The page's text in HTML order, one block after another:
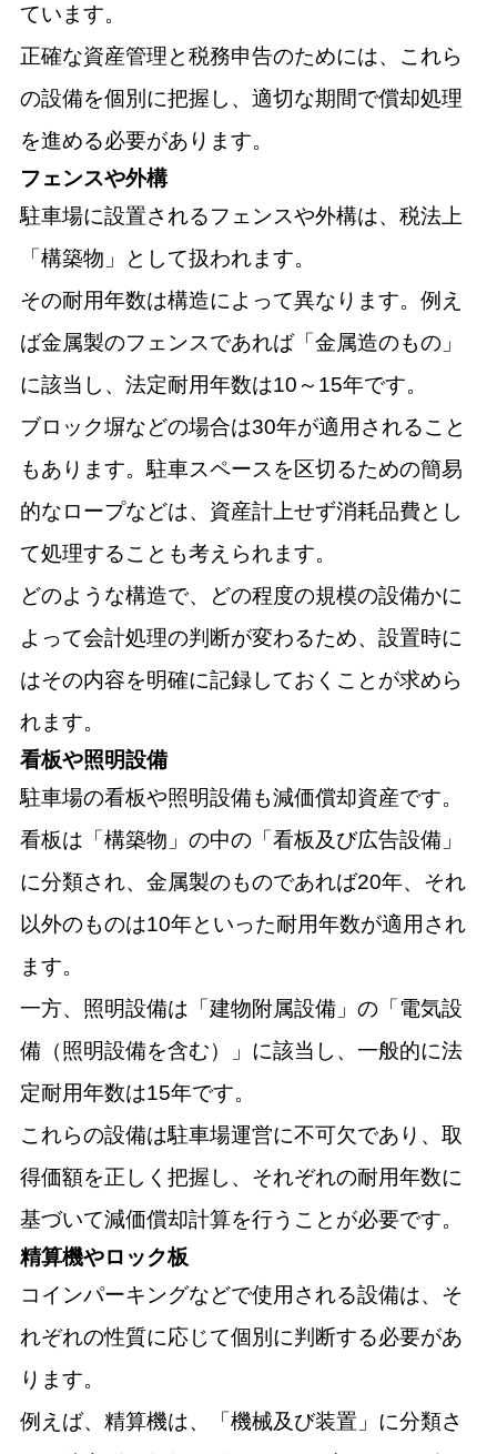
ています。
正確な資産管理と税務申告のためには、これら
の設備を個別に把握し、適切な期間で償却処理
を進める必要があります。
フェンスや外構
駐車場に設置されるフェンスや外構は、税法上
「構築物」として扱われます。
その耐用年数は構造によって異なります。例え
ば金属製のフェンスであれば「金属造のもの」
に該当し、法定耐用年数は10～15年です。
ブロック塀などの場合は30年が適用されること
もあります。駐車スペースを区切るための簡易
的なロープなどは、資産計上せず消耗品費とし
て処理することも考えられます。
どのような構造で、どの程度の規模の設備かに
よって会計処理の判断が変わるため、設置時に
はその内容を明確に記録しておくことが求めら
れます。
看板や照明設備
駐車場の看板や照明設備も減価償却資産です。
看板は「構築物」の中の「看板及び広告設備」
に分類され、金属製のものであれば20年、それ
以外のものは10年といった耐用年数が適用され
ます。
一方、照明設備は「建物附属設備」の「電気設
備（照明設備を含む）」に該当し、一般的に法
定耐用年数は15年です。
これらの設備は駐車場運営に不可欠であり、取
得価額を正しく把握し、それぞれの耐用年数に
基づいて減価償却計算を行うことが必要です。
精算機やロック板
コインパーキングなどで使用される設備は、そ
れぞれの性質に応じて個別に判断する必要があ
ります。
例えば、精算機は、「機械及び装置」に分類さ